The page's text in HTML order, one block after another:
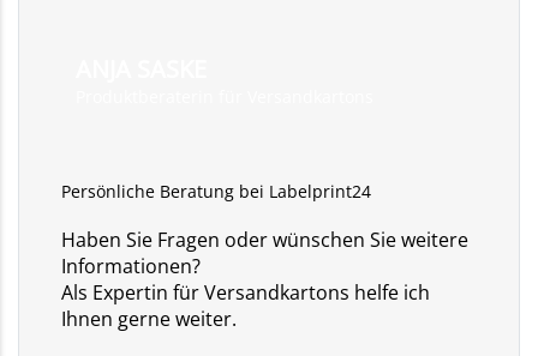
Persönliche Beratung bei Labelprint24
Haben Sie Fragen oder wünschen Sie weitere
Informationen?
Als Expertin für Versandkartons helfe ich
Ihnen gerne weiter.